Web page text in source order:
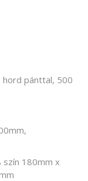
pánttal, 500
180mm x